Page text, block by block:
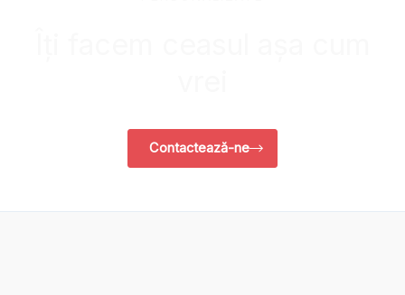
Contactează-ne